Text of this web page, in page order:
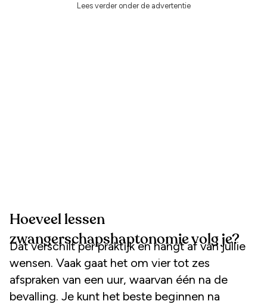
Lees verder onder de advertentie
Hoeveel lessen
zwangerschapshaptonomie volg je?
Dat verschilt per praktijk en hangt af van jullie
wensen. Vaak gaat het om vier tot zes
afspraken van een uur, waarvan één na de
bevalling. Je kunt het beste beginnen na